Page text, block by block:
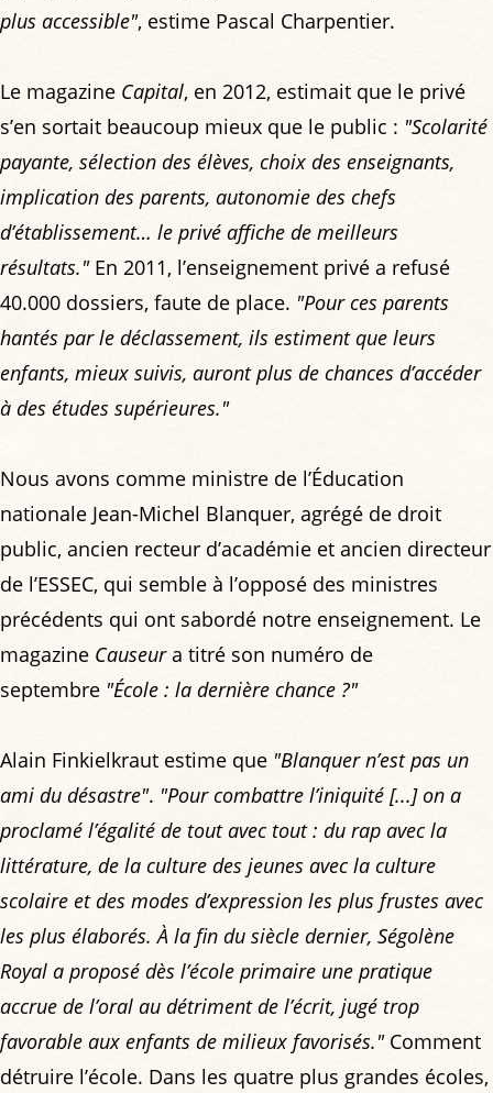
plus accessible", estime Pascal Charpentier.
Le magazine Capital, en 2012, estimait que le privé
s’en sortait beaucoup mieux que le public : "Scolarité
payante, sélection des élèves, choix des enseignants,
implication des parents, autonomie des chefs
d’établissement… le privé affiche de meilleurs
résultats."En 2011, l’enseignement privé a refusé
40.000 dossiers, faute de place. "Pour ces parents
hantés par le déclassement, ils estiment que leurs
enfants, mieux suivis, auront plus de chances d’accéder
à des études supérieures."
Nous avons comme ministre de l’Éducation
nationale Jean-Michel Blanquer, agrégé de droit
public, ancien recteur d’académie et ancien directeur
de l’ESSEC, qui semble à l’opposé des ministres
précédents qui ont sabordé notre enseignement. Le
magazine Causeura titré son numéro de
septembre "École : la dernière chance ?"
Alain Finkielkraut estime que "Blanquer n’est pas un
ami du désastre". "Pour combattre l’iniquité [...] on a
proclamé l’égalité de tout avec tout : du rap avec la
littérature, de la culture des jeunes avec la culture
scolaire et des modes d’expression les plus frustes avec
les plus élaborés. À la fin du siècle dernier, Ségolène
Royal a proposé dès l’école primaire une pratique
accrue de l’oral au détriment de l’écrit, jugé trop
favorable aux enfants de milieux favorisés."Comment
détruire l’école. Dans les quatre plus grandes écoles,